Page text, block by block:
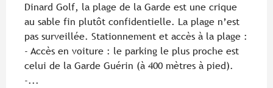
Dinard Golf, la plage de la Garde est une crique
au sable fin plutôt confidentielle. La plage n’est
pas surveillée. Stationnement et accès à la plage :
- Accès en voiture : le parking le plus proche est
celui de la Garde Guérin (à 400 mètres à pied).
-...